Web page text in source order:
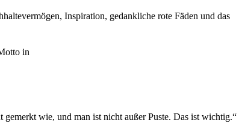
Inspiration, gedankliche rote Fäden und das
in
wie, und man ist nicht außer Puste. Das ist wichtig.“